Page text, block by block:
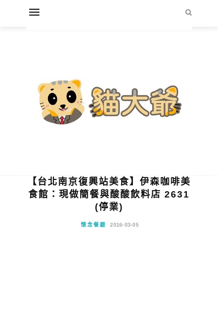
【台北南京復興站美食】伊森咖啡美
食館：現做簡餐與酸酸飲料店 2631
(停業)
懷念餐廳 2016-03-05